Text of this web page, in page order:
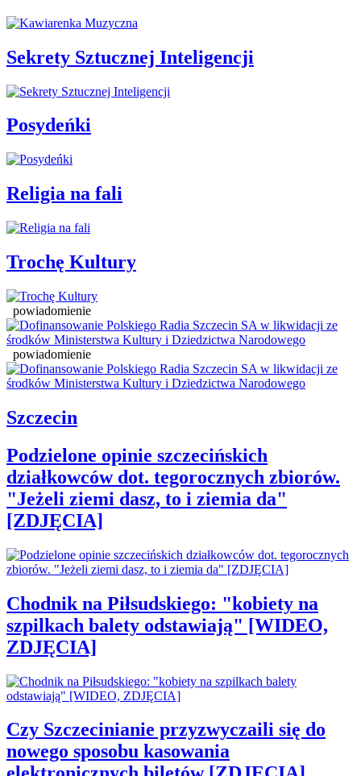
Sekrety Sztucznej Inteligencji
Posydeńki
Religia na fali
Trochę Kultury
powiadomienie
powiadomienie
Szczecin
Podzielone opinie szczecińskich
działkowców dot. tegorocznych zbiorów.
"Jeżeli ziemi dasz, to i ziemia da"
[ZDJĘCIA]
Chodnik na Piłsudskiego: "kobiety na
szpilkach balety odstawiają" [WIDEO,
ZDJĘCIA]
Czy Szczecinianie przyzwyczaili się do
nowego sposobu kasowania